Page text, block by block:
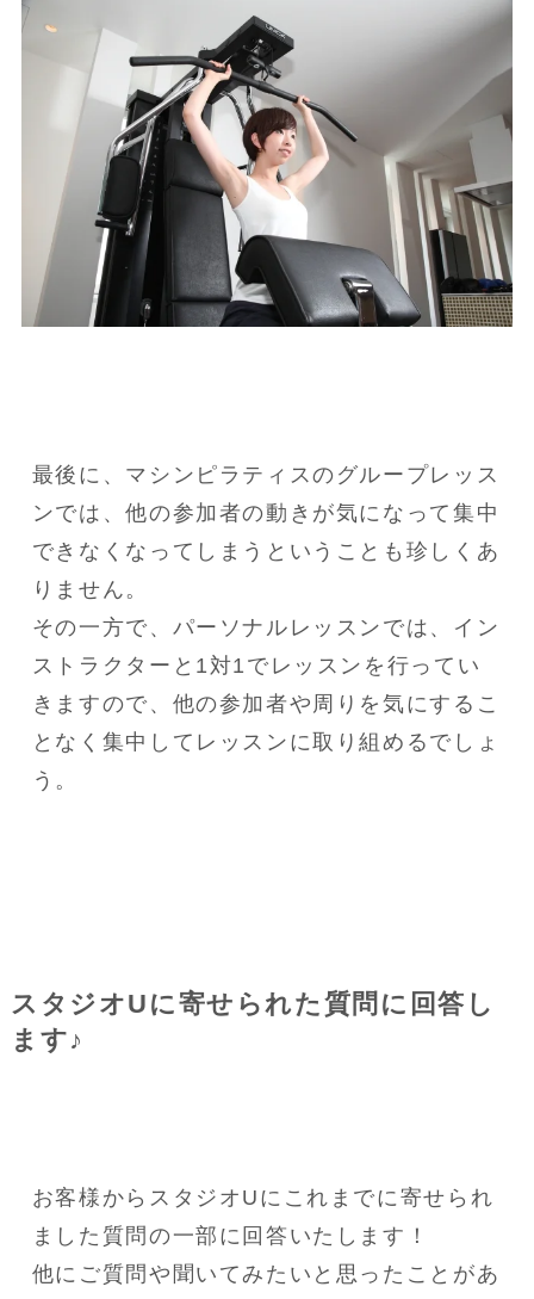
最後に、マシンピラティスのグループレッス
ンでは、他の参加者の動きが気になって集中
できなくなってしまうということも珍しくあ
りません。
その一方で、パーソナルレッスンでは、イン
ストラクターと1対1でレッスンを行ってい
きますので、他の参加者や周りを気にするこ
となく集中してレッスンに取り組めるでしょ
う。
スタジオUに寄せられた質問に回答し
ます♪
お客様からスタジオUにこれまでに寄せられ
ました質問の一部に回答いたします！
他にご質問や聞いてみたいと思ったことがあ